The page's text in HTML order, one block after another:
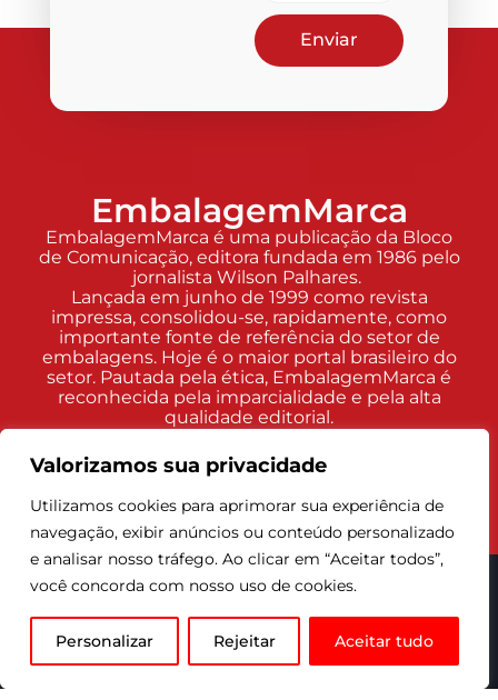
Valorizamos sua privacidade
Utilizamos cookies para aprimorar sua experiência de
navegação, exibir anúncios ou conteúdo personalizado
e analisar nosso tráfego. Ao clicar em “Aceitar todos”,
você concorda com nosso uso de cookies.
Personalizar Rejeitar Aceitar tudo
Enviar
EmbalagemMarca
EmbalagemMarca é uma publicação da Bloco
de Comunicação, editora fundada em 1986 pelo
jornalista Wilson Palhares.
Lançada em junho de 1999 como revista
impressa, consolidou-se, rapidamente, como
importante fonte de referência do setor de
embalagens. Hoje é o maior portal brasileiro do
setor. Pautada pela ética, EmbalagemMarca é
reconhecida pela imparcialidade e pela alta
qualidade editorial.
EM nas Redes Sociais